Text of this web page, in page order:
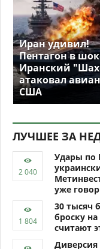
Иран удивил!
Пентагон в
Иранский
атаковал
США
ЛУЧШЕЕ ЗА
Удары по
уже
30 тысяч
броску
считают